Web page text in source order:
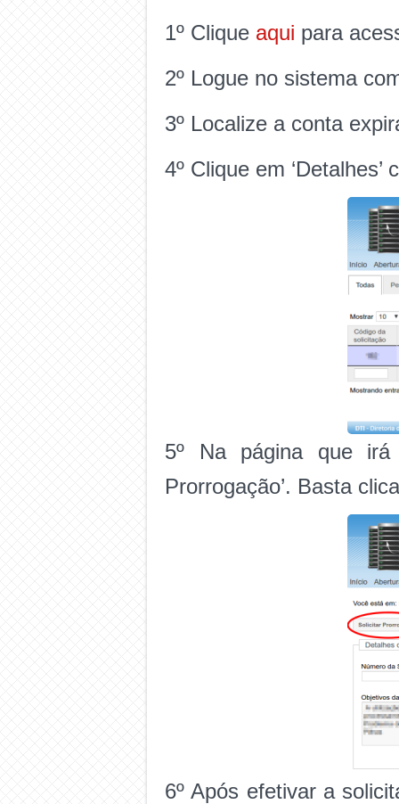
1º Clique aqui para
2º Logue no sistema
3º Localize a conta
4º Clique em
5º Na página que irá
Prorrogação’. Basta
6º Após efetivar a